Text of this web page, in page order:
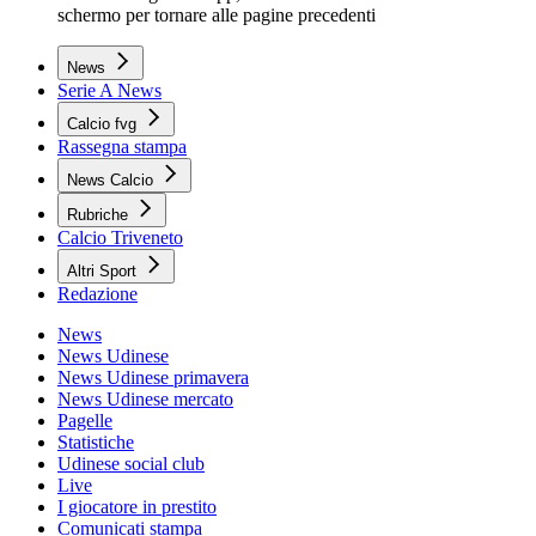
schermo per tornare alle pagine precedenti
News
Serie A News
Calcio fvg
Rassegna stampa
News Calcio
Rubriche
Calcio Triveneto
Altri Sport
Redazione
News
News Udinese
News Udinese primavera
News Udinese mercato
Pagelle
Statistiche
Udinese social club
Live
I giocatore in prestito
Comunicati stampa